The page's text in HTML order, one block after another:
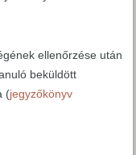
ellenőrzése után
beküldött
(jegyzőkönyv